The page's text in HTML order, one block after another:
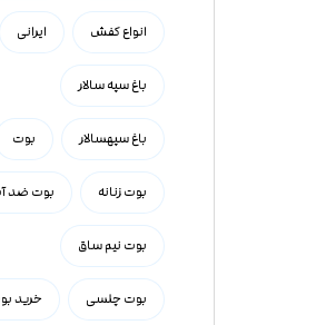
انواع کفش ایرانی
باغ سپه سالار
باغ سپهسالار بوت
بوت زنانه بوت ضد
بوت نیم ساق
بوت چلسی خرید